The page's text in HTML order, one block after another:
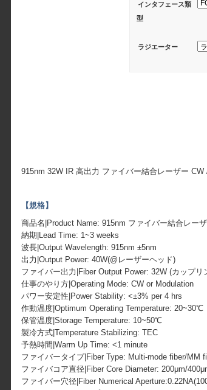
インタフェース類
型
ラジエーター
915nm 32W IR 高出力 ファイバー結合レーザー
【規格】
商品名|Product Name: 915nm ファイバー結合レー
納期|Lead Time: 1~3 weeks
波長|Output Wavelength: 915nm ±5nm
出力|Output Power: 40W(@レーザーヘッド)
ファイバー出力|Fiber Output Power: 32W (カップリ
仕事のやり方|Operating Mode: CW or Modulation
パワー安定性|Power Stability: <±3% per 4 hrs
作動温度|Optimum Operating Temperature: 20~30℃
保管温度|Storage Temperature: 10~50℃
製冷方式|Temperature Stabilizing: TEC
予熱時間|Warm Up Time: <1 minute
ファイバータイプ|Fiber Type: Multi-mode fiber/MM
ファイバコア直径|Fiber Core Diameter: 200μm/
ファイバー穴径|Fiber Numerical